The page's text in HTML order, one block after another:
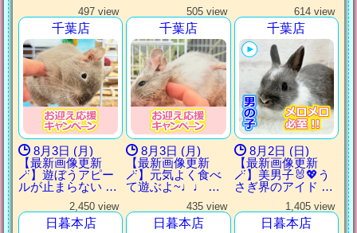
497 view
千葉店
8月3日 (月)
【最新画像更新
🪄】遊ぼうアピー
ルが止まらない …
505 view
千葉店
8月3日 (月)
【最新画像更新
🪄】元気よく食べ
て遊ぶよ~♩♩ …
614 view
千葉店
8月2日 (日)
【最新画像更新
🪄】美男子🐰💖う
さぎ界のアイド …
2,450 view
日暮本店
435 view
日暮本店
1,405 view
日暮本店